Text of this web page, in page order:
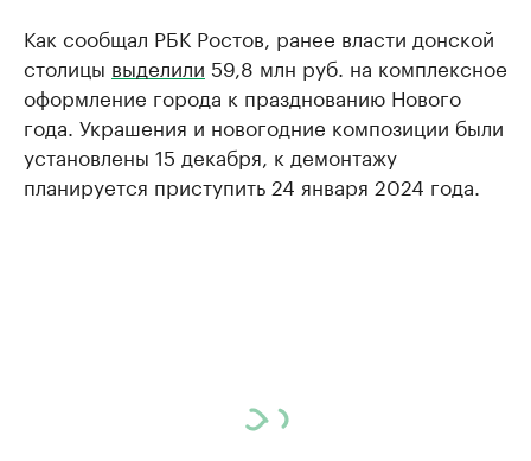
Как сообщал РБК Ростов, ранее власти донской
столицы выделили 59,8 млн руб. на комплексное
оформление города к празднованию Нового
года. Украшения и новогодние композиции были
установлены 15 декабря, к демонтажу
планируется приступить 24 января 2024 года.